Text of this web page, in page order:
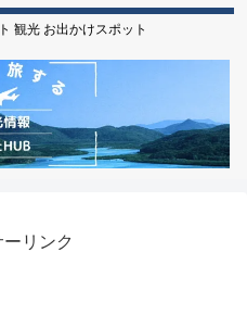
観光 お出かけスポット
リンク